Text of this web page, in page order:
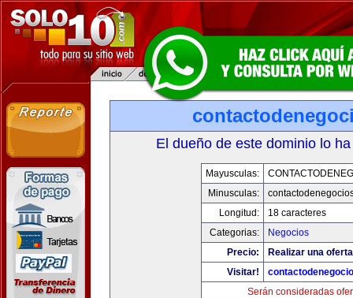
El dueño de este dominio lo
Mayusculas:
Minusculas:
Longitud:
18 caracteres
Categorias:
Negocios
Precio:
Realizar una
Visitar!
Serán consideradas